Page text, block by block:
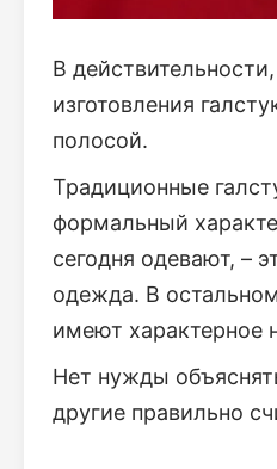
В
изготовления
полосой.
Традиционные
формальный
сегодня одевают, –
одежда. В
имеют характерное
Нет нужды
другие правильно